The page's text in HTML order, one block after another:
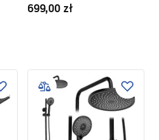
699,00 zł